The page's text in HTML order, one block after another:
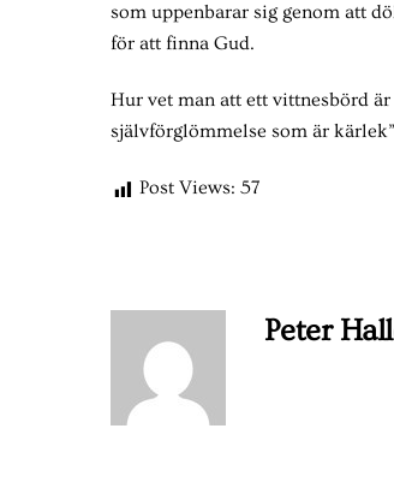
som uppenbarar sig genom att
för att finna Gud.
Hur vet man att ett vittnesbörd
självförglömmelse som är
Post Views: 57
Peter